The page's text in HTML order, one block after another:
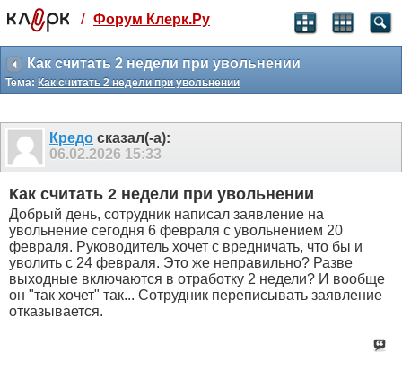
Святые угодники, Клерк без рекламы
прекрасен:)
месяц
3 месяца
259
₽
-10%
499 ₽
-15%
Отмена Оплатить
/ Форум Клерк.Ру
Как считать 2 недели при увольнении
Тема: Как считать 2 недели при увольнении
Кредо сказал(-а):
06.02.2026 15:33
Как считать 2 недели при увольнении
Добрый день, сотрудник написал заявление на
увольнение сегодня 6 февраля с увольнением 20
февраля. Руководитель хочет с вредничать, что бы и
уволить с 24 февраля. Это же неправильно? Разве
выходные включаются в отработку 2 недели? И вообще
он "так хочет" так... Сотрудник переписывать заявление
отказывается.